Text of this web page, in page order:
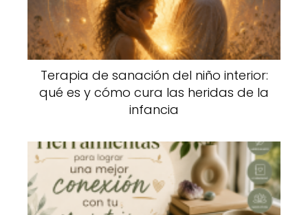
Terapia de sanación del niño interior:
qué es y cómo cura las heridas de la
infancia